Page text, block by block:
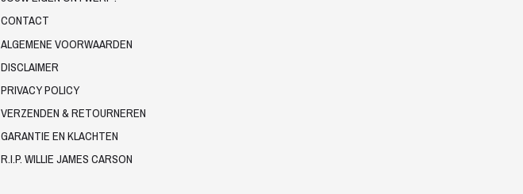
CONTACT
ALGEMENE VOORWAARDEN
DISCLAIMER
PRIVACY POLICY
VERZENDEN & RETOURNEREN
GARANTIE EN KLACHTEN
R.I.P. WILLIE JAMES CARSON